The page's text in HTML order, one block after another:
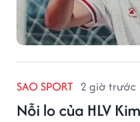
SAO SPORT 2 giờ trước
Nỗi lo của HLV